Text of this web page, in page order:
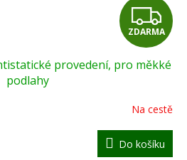
Z
D
A
R
M
ZDARMA
provedení, pro měkké
podlahy
Na cestě
Do košíku